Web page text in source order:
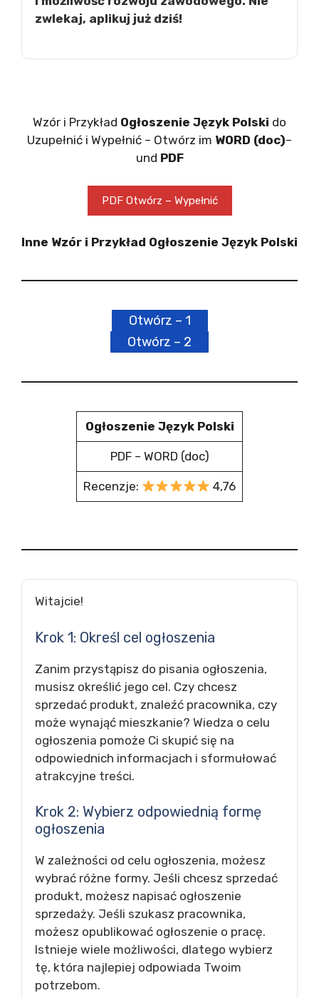
zwlekaj, aplikuj już dziś!
Wzór i Przykład Ogłoszenie Język Polski do
Uzupełnić i Wypełnić – Otwórz im WORD (doc)–
und PDF
PDF Otwórz – Wypełnić
Inne Wzór i Przykład Ogłoszenie Język Polski
Otwórz – 1
Otwórz – 2
Ogłoszenie Język Polski
PDF – WORD (doc)
Recenzje: 4,76
Witajcie!
Krok 1: Określ cel ogłoszenia
Zanim przystąpisz do pisania ogłoszenia,
musisz określić jego cel. Czy chcesz
sprzedać produkt, znaleźć pracownika, czy
może wynająć mieszkanie? Wiedza o celu
ogłoszenia pomoże Ci skupić się na
odpowiednich informacjach i sformułować
atrakcyjne treści.
Krok 2: Wybierz odpowiednią formę
ogłoszenia
W zależności od celu ogłoszenia, możesz
wybrać różne formy. Jeśli chcesz sprzedać
produkt, możesz napisać ogłoszenie
sprzedaży. Jeśli szukasz pracownika,
możesz opublikować ogłoszenie o pracę.
Istnieje wiele możliwości, dlatego wybierz
tę, która najlepiej odpowiada Twoim
potrzebom.